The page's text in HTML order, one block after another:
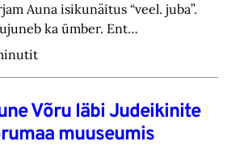
Auna isikunäitus “veel. juba”.
ka ümber. Ent…
Võru läbi Judeikinite
muuseumis